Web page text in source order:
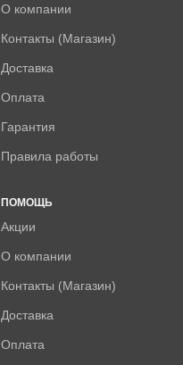
О компании
Контакты (Магазин)
Доставка
Оплата
Гарантия
Правила работы
ПОМОЩЬ
Акции
О компании
Контакты (Магазин)
Доставка
Оплата